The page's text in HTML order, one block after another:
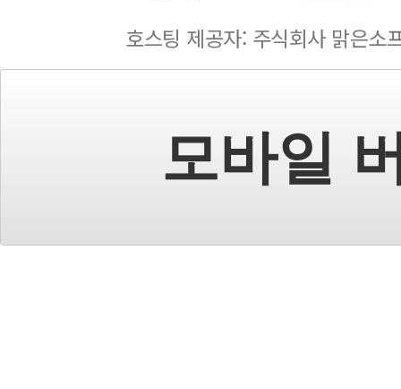
호스팅 제공자: 주식회사 맑은소
모바일